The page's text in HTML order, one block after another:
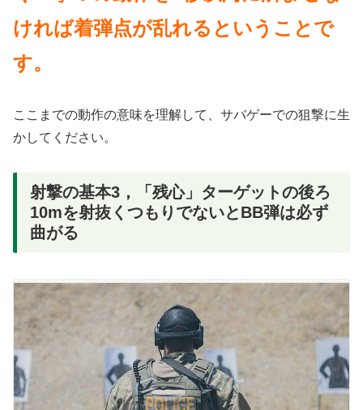
ければ着弾点が乱れるということで
す。
ここまでの動作の意味を理解して、サバゲーでの狙撃に生
かしてください。
射撃の基本3，「残心」ターゲットの後ろ
10mを射抜くつもりでないとBB弾は必ず
曲がる